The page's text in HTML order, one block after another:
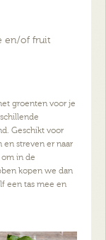
en/of fruit
groenten voor je
Geschikt voor
en streven er naar
in de
kopen we dan
een tas mee en